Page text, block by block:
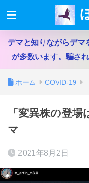
デマと知りながらデマ
が多数います。騙さ
ホーム COVID-19
「変異株の登
マ
2021年8月2日